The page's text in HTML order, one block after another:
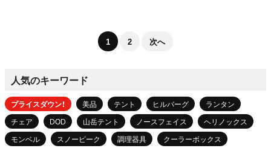
1 2 次へ
人気のキーワード
プライスダウン！ 美品 テント ヒルバーグ
ランタン
チェア
DOD 山岳テント ノースフェイス
ヘリノックス
モンベル
スノーピーク 調理器具 クーラーボックス